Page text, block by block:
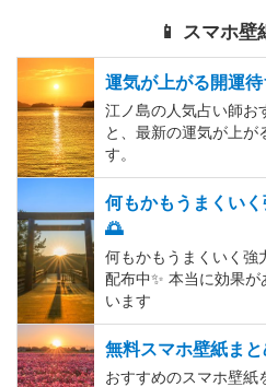
📱 スマホ壁
運気が上がる開運待
江ノ島の人気占い師お
と、最新の運気が上が
す。
何もかもうまくい
🌅
何もかもうまくいく強
配布中✨️ 本当に効果
います
無料スマホ壁紙まと
おすすめのスマホ壁紙